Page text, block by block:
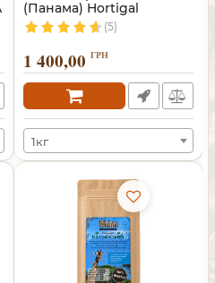
(Панама) Hortigal
(5)
1 400,00 ГРН
1кг